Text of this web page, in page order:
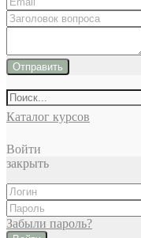
Отправить
Каталог курсов
Войти
закрыть
Забыли пароль?